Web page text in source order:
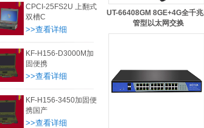
CPCI-25FS2U 上翻式
双槽C
>>查看详细
KF-H156-D3000M加
固便携
>>查看详细
KF-H156-3450加固便
携国产
>>查看详细
UT-66408GM 8GE+4G全千兆
管型以太网交换